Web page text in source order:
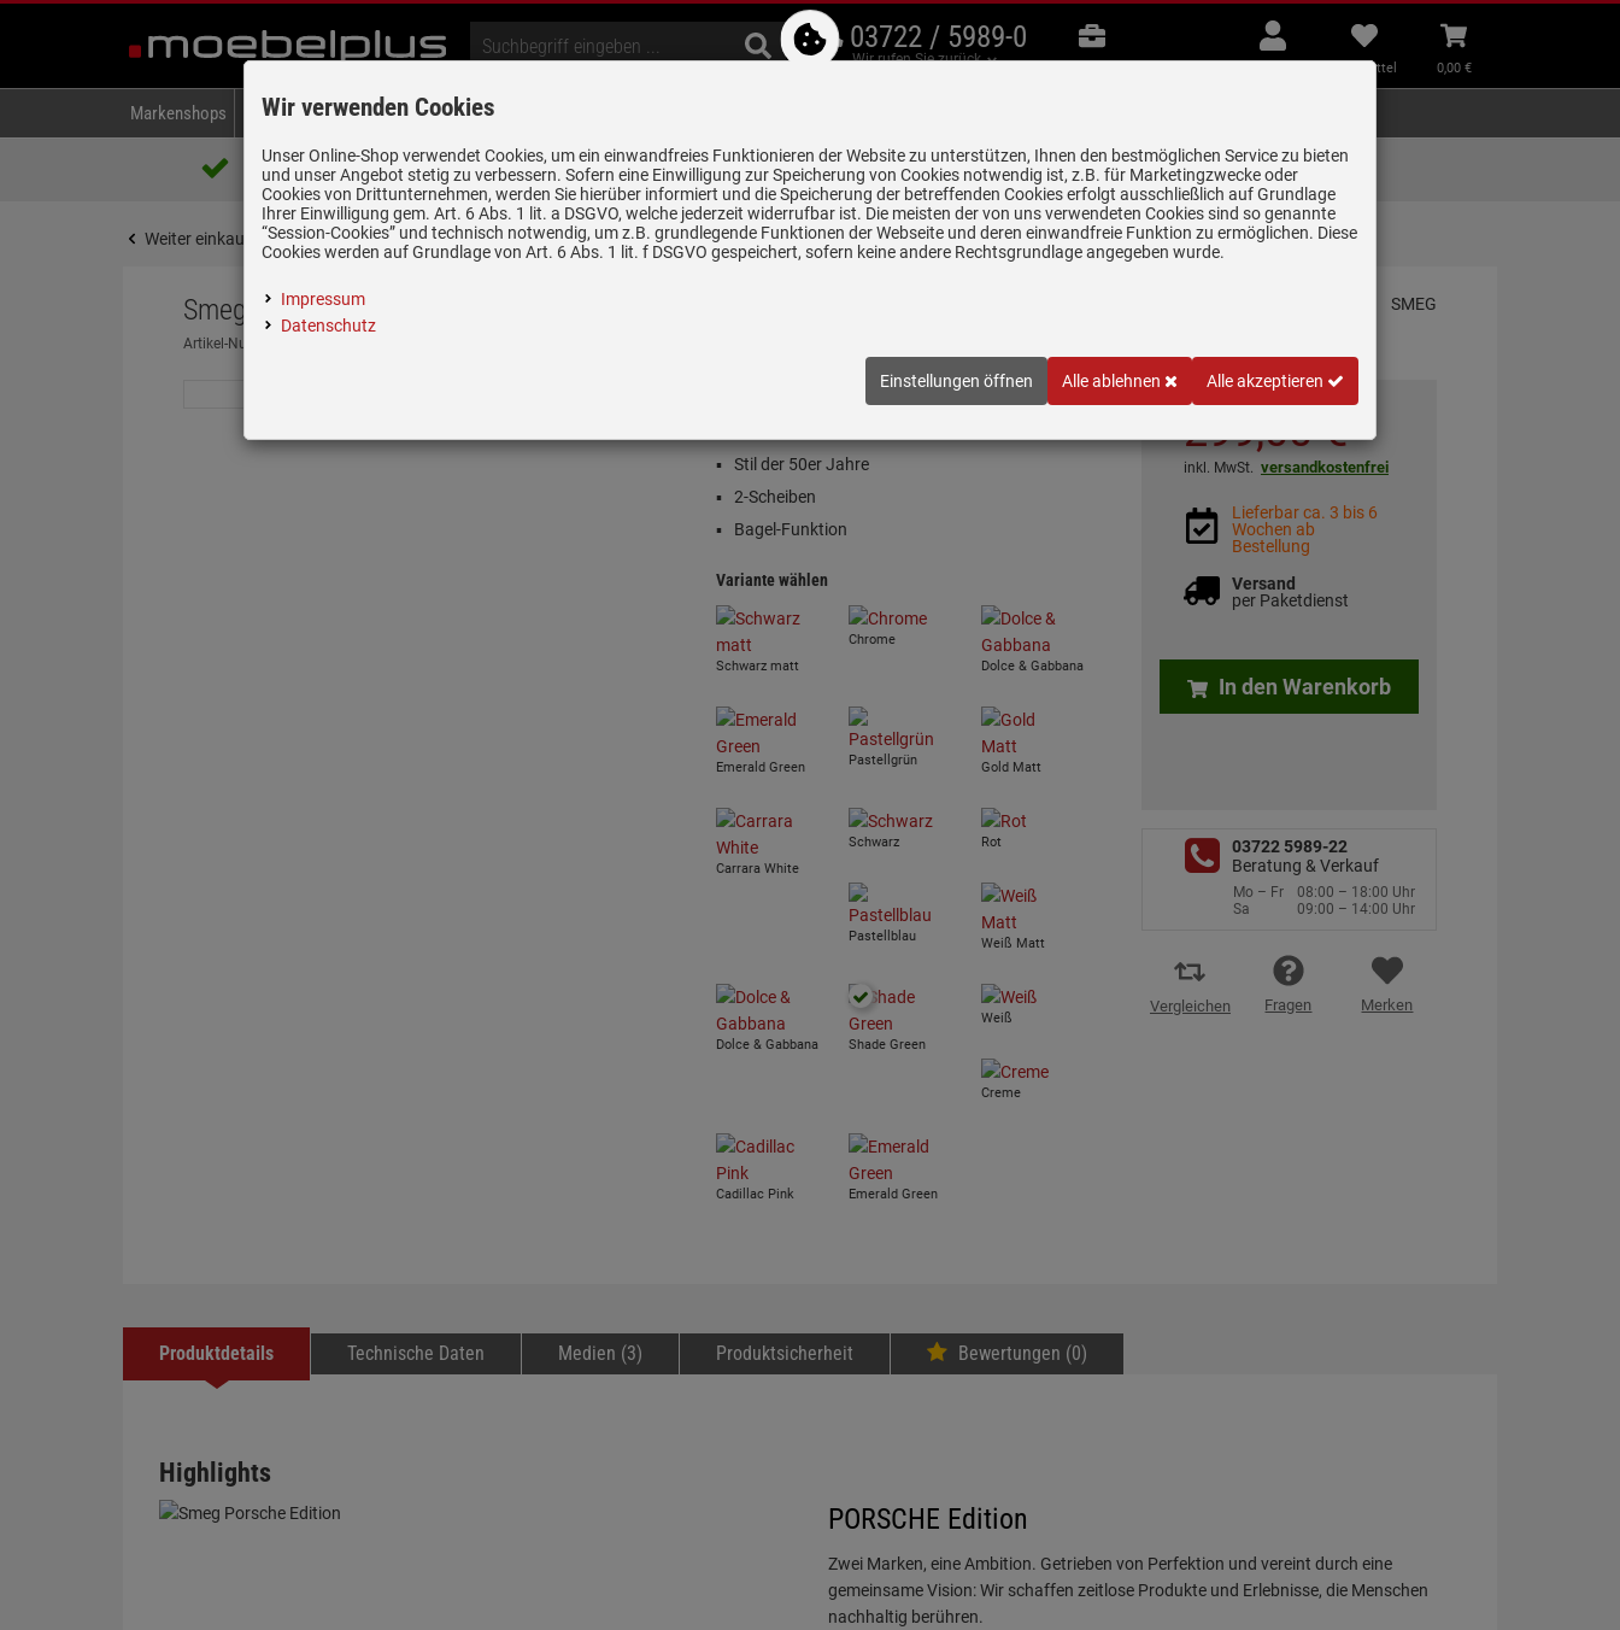
03722 / 5989-0
Wir rufen Sie zurück
B2B
Beratung
Mein
Konto
Merkzettel
aufklappen
Merkzettel
Warenkorb
aufklappen
0,00 €
Markenshops Backen & Kochen Kühlen & Gefrieren
Über 85.000 positive Bewertungen
auf eBay, Amazon und Trusted Shops
5 Jahre Garantie auf
alle gekennzeichneten Produkte
Lieferung zum
Wunschtermin
Weiter einkaufen Startseite Kleingeräte Toaster Smeg TSF01PSGEU 2-Scheiben-Toaster Shade Green
Smeg TSF01PSGEU 2-Scheiben-Toaster Shade Green
Artikel-Nummer:
Einloggen und Bewertung schreiben
Stil der 50er Jahre
2-Scheiben
Bagel-Funktion
Variante wählen
Schwarz matt
Chrome
Dolce & Gabbana
Emerald Green Pastellgrün Gold Matt
Carrara White
Schwarz Rot
Pastellblau Weiß Matt
Dolce & Gabbana Shade Green
Weiß
Creme
Cadillac Pink Emerald Green
299,00 €
inkl. MwSt. versandkostenfrei
Lieferbar ca. 3 bis 6
Wochen ab
Bestellung
Versand
per Paketdienst
In den Warenkorb
03722 5989-22
Beratung & Verkauf
Mo – Fr
08:00 – 18:00 Uhr
Sa
09:00 – 14:00 Uhr
Vergleichen Fragen Merken
Produktdetails Technische Daten Medien (3) Produktsicherheit Bewertungen (0)
Highlights
PORSCHE Edition
Zwei Marken, eine Ambition. Getrieben von Perfektion und vereint durch eine
gemeinsame Vision: Wir schaffen zeitlose Produkte und Erlebnisse, die Menschen
nachhaltig berühren.
Wir verwenden Cookies
Unser Online-Shop verwendet Cookies, um ein einwandfreies Funktionieren der Website zu unterstützen, Ihnen den bestmöglichen Service zu bieten
und unser Angebot stetig zu verbessern. Sofern eine Einwilligung zur Speicherung von Cookies notwendig ist, z.B. für Marketingzwecke oder
Cookies von Drittunternehmen, werden Sie hierüber informiert und die Speicherung der betreffenden Cookies erfolgt ausschließlich auf Grundlage
Ihrer Einwilligung gem. Art. 6 Abs. 1 lit. a DSGVO, welche jederzeit widerrufbar ist. Die meisten der von uns verwendeten Cookies sind so genannte
“Session-Cookies” und technisch notwendig, um z.B. grundlegende Funktionen der Webseite und deren einwandfreie Funktion zu ermöglichen. Diese
Cookies werden auf Grundlage von Art. 6 Abs. 1 lit. f DSGVO gespeichert, sofern keine andere Rechtsgrundlage angegeben wurde.
Impressum
Datenschutz
Einstellungen öffnen Alle ablehnen Alle akzeptieren